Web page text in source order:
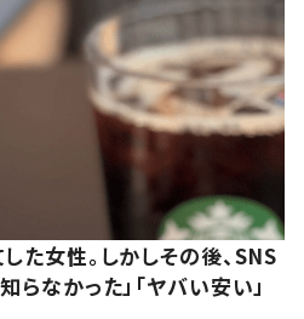
た女性。しかしその後、SNS
なかった」「ヤバい安い」